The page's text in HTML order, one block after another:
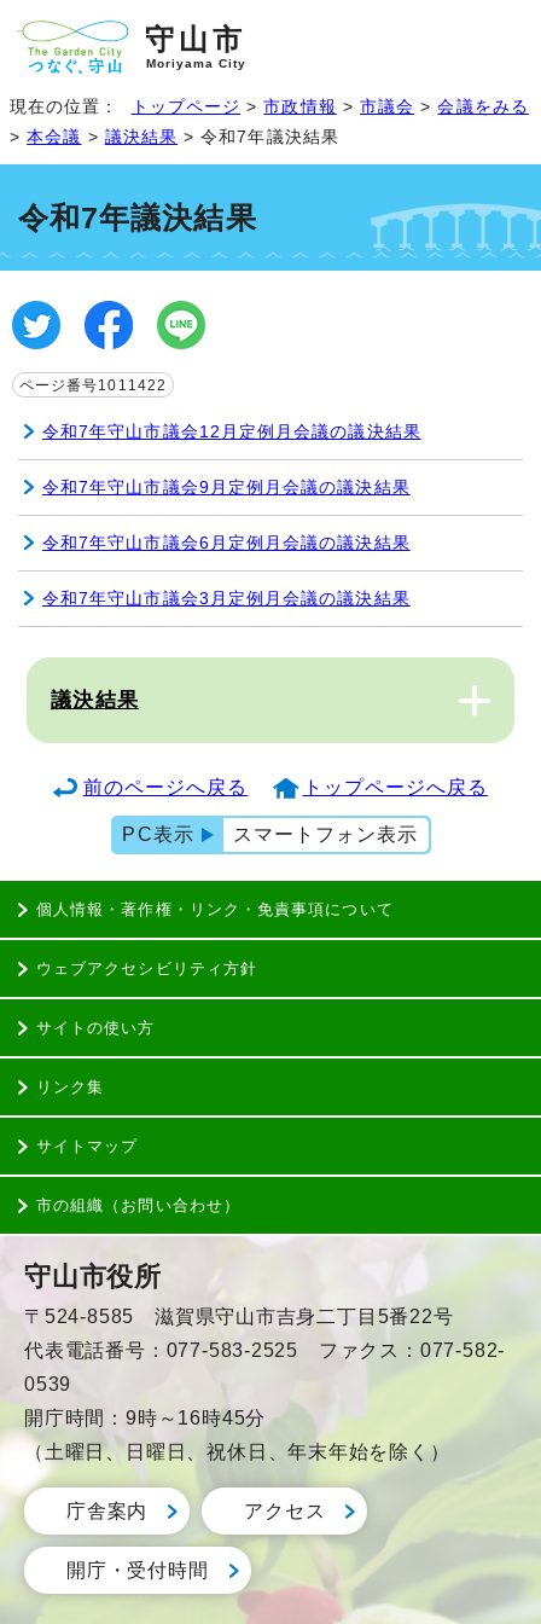
守山市
Moriyama City
現在の位置： トップページ >市政情報 > 市議会 >会議をみる
>本会議 > 議決結果 > 令和7年議決結果
令和7年議決結果
ページ番号1011422
令和7年守山市議会12月定例月会議の議決結果
令和7年守山市議会9月定例月会議の議決結果
令和7年守山市議会6月定例月会議の議決結果
令和7年守山市議会3月定例月会議の議決結果
議決結果
前のページへ戻る トップページへ戻る
PC表示 スマートフォン表示
個人情報・著作権・リンク・免責事項について
ウェブアクセシビリティ方針
サイトの使い方
リンク集
サイトマップ
市の組織（お問い合わせ）
守山市役所
〒524-8585 滋賀県守山市吉身二丁目5番22号
代表電話番号：077-583-2525 ファクス：077-582-
0539
開庁時間：9時～16時45分
（土曜日、日曜日、祝休日、年末年始を除く）
庁舎案内 アクセス
開庁・受付時間